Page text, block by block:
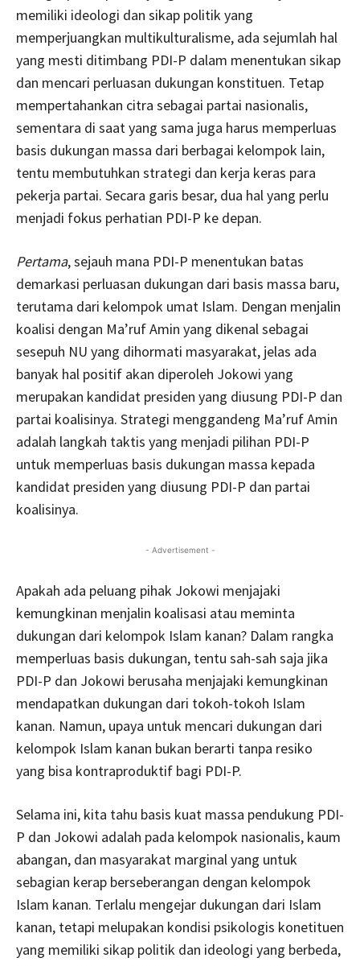
memiliki ideologi dan sikap politik yang
memperjuangkan multikulturalisme, ada sejumlah hal
yang mesti ditimbang PDI-P dalam menentukan sikap
dan mencari perluasan dukungan konstituen. Tetap
mempertahankan citra sebagai partai nasionalis,
sementara di saat yang sama juga harus memperluas
basis dukungan massa dari berbagai kelompok lain,
tentu membutuhkan strategi dan kerja keras para
pekerja partai. Secara garis besar, dua hal yang perlu
menjadi fokus perhatian PDI-P ke depan.
Pertama, sejauh mana PDI-P menentukan batas
demarkasi perluasan dukungan dari basis massa baru,
terutama dari kelompok umat Islam. Dengan menjalin
koalisi dengan Ma’ruf Amin yang dikenal sebagai
sesepuh NU yang dihormati masyarakat, jelas ada
banyak hal positif akan diperoleh Jokowi yang
merupakan kandidat presiden yang diusung PDI-P dan
partai koalisinya. Strategi menggandeng Ma’ruf Amin
adalah langkah taktis yang menjadi pilihan PDI-P
untuk memperluas basis dukungan massa kepada
kandidat presiden yang diusung PDI-P dan partai
koalisinya.
- Advertisement -
Apakah ada peluang pihak Jokowi menjajaki
kemungkinan menjalin koalisasi atau meminta
dukungan dari kelompok Islam kanan? Dalam rangka
memperluas basis dukungan, tentu sah-sah saja jika
PDI-P dan Jokowi berusaha menjajaki kemungkinan
mendapatkan dukungan dari tokoh-tokoh Islam
kanan. Namun, upaya untuk mencari dukungan dari
kelompok Islam kanan bukan berarti tanpa resiko
yang bisa kontraproduktif bagi PDI-P.
Selama ini, kita tahu basis kuat massa pendukung PDI-
P dan Jokowi adalah pada kelompok nasionalis, kaum
abangan, dan masyarakat marginal yang untuk
sebagian kerap berseberangan dengan kelompok
Islam kanan. Terlalu mengejar dukungan dari Islam
kanan, tetapi melupakan kondisi psikologis konetituen
yang memiliki sikap politik dan ideologi yang berbeda,